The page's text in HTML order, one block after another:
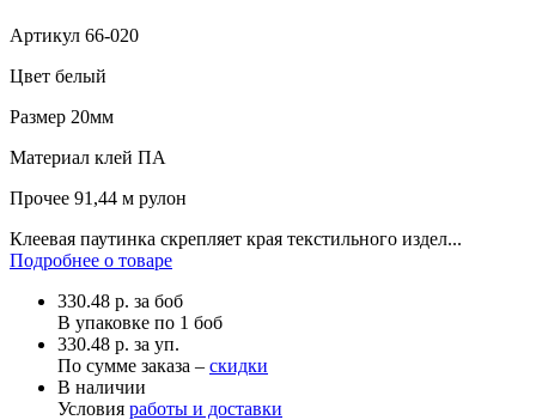
Артикул 66-020
Цвет белый
Размер 20мм
Материал клей ПА
Прочее 91,44 м рулон
Клеевая паутинка скрепляет края текстильного издел...
Подробнее о товаре
330.48 р. за боб
В упаковке по 1 боб
330.48 р. за уп.
По сумме заказа – скидки
В наличии
Условия работы и доставки